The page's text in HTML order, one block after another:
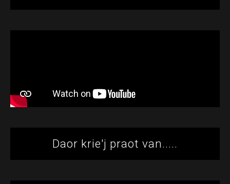
Daor krie'j praot van.....